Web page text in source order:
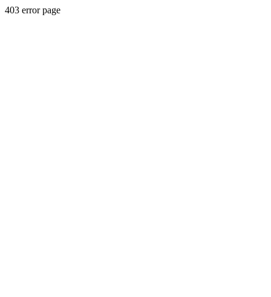
403 error page